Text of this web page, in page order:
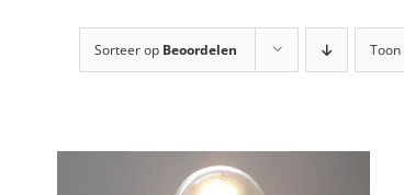
Sorteer op Beoordelen Toon